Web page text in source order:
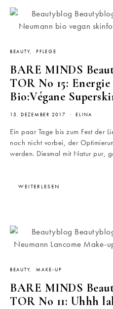
BEAUTY PFLEGE
BARE MINDS
TOR No 15:
Bio:Végane
15. DEZEMBER 2017 ELINA
Ein paar Tage bis zum Fest der
noch nicht vorbei, der
werden. Diesmal mit Natur pur,
WEITERLESEN
BEAUTY MAKE-UP
BARE MINDS
TOR No 11: Uhhh